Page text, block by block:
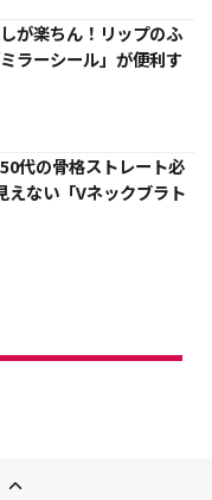
が楽ちん！リップのふ
ラーシール」が便利す
代の骨格ストレート必
えない「Vネックブラト